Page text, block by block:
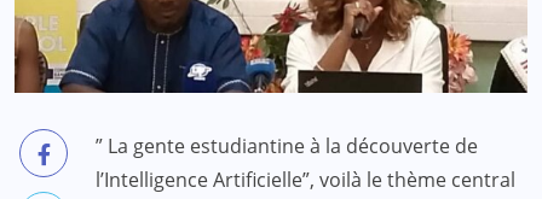
” La gente estudiantine à la découverte de
l’Intelligence Artificielle”, voilà le thème central